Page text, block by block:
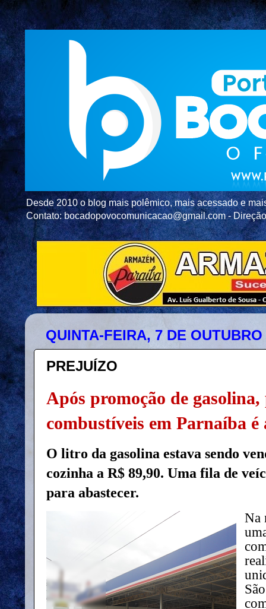
Desde 2010 o blog mais polêmico, mais acessado e
Contato: bocadopovocomunicacao@gmail.com -
QUINTA-FEIRA, 7 DE OUTUBRO
PREJUÍZO
Após promoção de gasolina,
combustíveis em Parnaíba
O litro da gasolina estava sendo
cozinha a R$ 89,90. Uma fila de
para abastecer.
Na